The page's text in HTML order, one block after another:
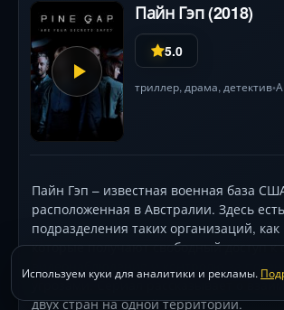
Пайн Гэп (2018)
5.0
триллер, драма, детектив•
Пайн Гэп – известная военная база
расположенная в Австралии. Здесь есть
подразделения таких организаций,
которые получают свободный доступ к
видеонаблюдения и контролю за
угрозами. Сериал рассказывает о
двух стран на одной территории.
Используем куки для аналитики и рекламы.